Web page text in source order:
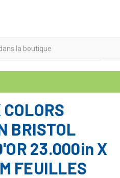
BRISTOL
23.000in X
FEUILLES